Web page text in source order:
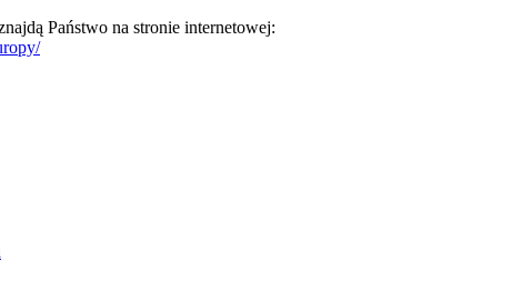
Państwo na stronie internetowej: